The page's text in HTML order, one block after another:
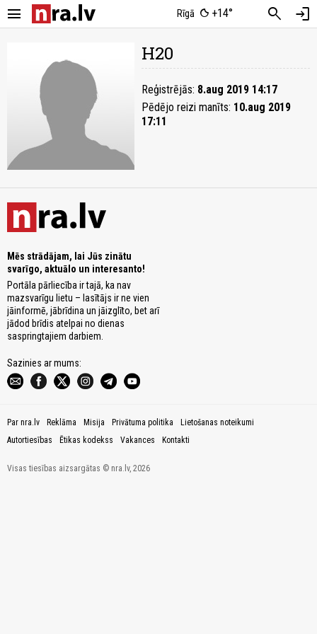
menu Rīgā +14° search login
H20
Reģistrējās: 8.aug 2019 14:17
Pēdējo reizi manīts: 10.aug 2019
17:11
Mēs strādājam, lai Jūs zinātu
svarīgo, aktuālo un interesanto!
Portāla pārliecība ir tajā, ka nav
mazsvarīgu lietu – lasītājs ir ne vien
jāinformē, jābrīdina un jāizglīto, bet arī
jādod brīdis atelpai no dienas
saspringtajiem darbiem.
Sazinies ar mums:
Par nra.lv Reklāma Misija Privātuma politika
Lietošanas noteikumi
Autortiesības
Ētikas kodekss Vakances Kontakti
Visas tiesības aizsargātas © nra.lv, 2026